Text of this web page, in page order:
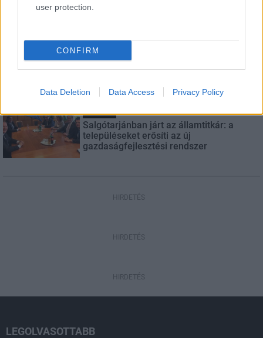
user protection.
CONFIRM
Data Deletion Data Access Privacy Policy
Aktuális
Biztonságban a megemlékezés
napjaiban
Salgótarjánban járt az államtitkár: a
településeket erősíti az új
gazdaságfejlesztési rendszer
HIRDETÉS
HIRDETÉS
HIRDETÉS
LEGOLVASOTTABB